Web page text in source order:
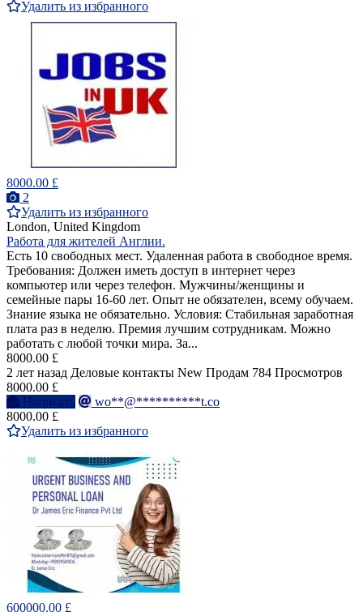
Удалить из избранного
8000.00 £
2
Удалить из избранного
London, United Kingdom
Работа для жителей Англии.
Есть 10 свободных мест. Удаленная работа в свободное время.
Требования: Должен иметь доступ в интернет через
компьютер или через телефон. Мужчины/женщины и
семейные пары 16-60 лет. Опыт не обязателен, всему обучаем.
Знание языка не обязательно. Условия: Стабильная заработная
плата раз в неделю. Премия лучшим сотрудникам. Можно
работать с любой точки мира. За...
8000.00 £
2 лет назад Деловые контакты New Продам 784 Просмотров
8000.00 £
Написать
wo**@**********t.co
8000.00 £
Удалить из избранного
600000.00 £